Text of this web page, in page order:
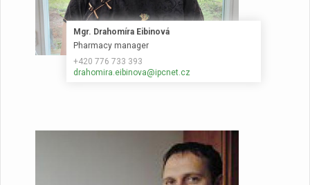
Mgr. Drahomíra Eibinová
Pharmacy manager
+420 776 733 393
drahomira.eibinova@ipcnet.cz